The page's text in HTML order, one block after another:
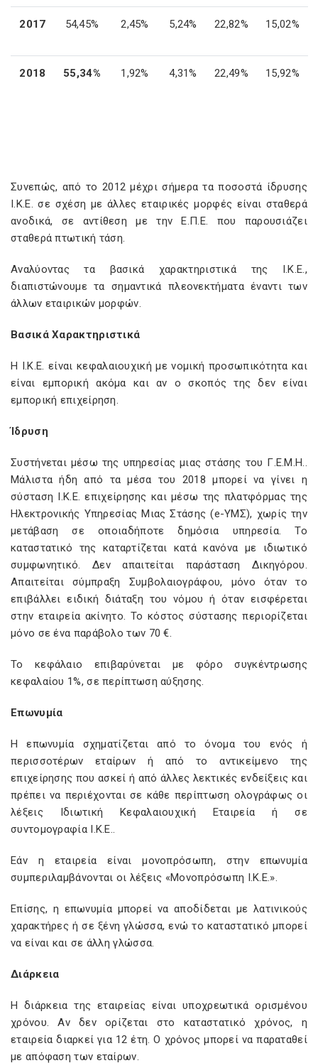
2017 54,45% 2,45% 5,24% 22,82% 15,02%
2018 55,34% 1,92% 4,31% 22,49% 15,92%
Συνεπώς, από το 2012 μέχρι σήμερα τα ποσοστά ίδρυσης
Ι.Κ.Ε. σε σχέση με άλλες εταιρικές μορφές είναι σταθερά
ανοδικά, σε αντίθεση με την Ε.Π.Ε. που παρουσιάζει
σταθερά πτωτική τάση.
Αναλύοντας τα βασικά χαρακτηριστικά της Ι.Κ.Ε.,
διαπιστώνουμε τα σημαντικά πλεονεκτήματα έναντι των
άλλων εταιρικών μορφών.
Βασικά Χαρακτηριστικά
Η Ι.Κ.Ε. είναι κεφαλαιουχική με νομική προσωπικότητα και
είναι εμπορική ακόμα και αν ο σκοπός της δεν είναι
εμπορική επιχείρηση.
Ίδρυση
Συστήνεται μέσω της υπηρεσίας μιας στάσης του Γ.Ε.Μ.Η..
Μάλιστα ήδη από τα μέσα του 2018 μπορεί να γίνει η
σύσταση Ι.Κ.Ε. επιχείρησης και μέσω της πλατφόρμας της
Ηλεκτρονικής Υπηρεσίας Μιας Στάσης (e-ΥΜΣ), χωρίς την
μετάβαση σε οποιαδήποτε δημόσια υπηρεσία. Το
καταστατικό της καταρτίζεται κατά κανόνα με ιδιωτικό
συμφωνητικό. Δεν απαιτείται παράσταση Δικηγόρου.
Απαιτείται σύμπραξη Συμβολαιογράφου, μόνο όταν το
επιβάλλει ειδική διάταξη του νόμου ή όταν εισφέρεται
στην εταιρεία ακίνητο. Το κόστος σύστασης περιορίζεται
μόνο σε ένα παράβολο των 70 €.
Το κεφάλαιο επιβαρύνεται με φόρο συγκέντρωσης
κεφαλαίου 1%, σε περίπτωση αύξησης.
Επωνυμία
Η επωνυμία σχηματίζεται από το όνομα του ενός ή
περισσοτέρων εταίρων ή από το αντικείμενο της
επιχείρησης που ασκεί ή από άλλες λεκτικές ενδείξεις και
πρέπει να περιέχονται σε κάθε περίπτωση ολογράφως οι
λέξεις Ιδιωτική Κεφαλαιουχική Εταιρεία ή σε
συντομογραφία Ι.Κ.Ε..
Εάν η εταιρεία είναι μονοπρόσωπη, στην επωνυμία
συμπεριλαμβάνονται οι λέξεις «Μονοπρόσωπη Ι.Κ.Ε.».
Επίσης, η επωνυμία μπορεί να αποδίδεται με λατινικούς
χαρακτήρες ή σε ξένη γλώσσα, ενώ το καταστατικό μπορεί
να είναι και σε άλλη γλώσσα.
Διάρκεια
Η διάρκεια της εταιρείας είναι υποχρεωτικά ορισμένου
χρόνου. Αν δεν ορίζεται στο καταστατικό χρόνος, η
εταιρεία διαρκεί για 12 έτη. Ο χρόνος μπορεί να παραταθεί
με απόφαση των εταίρων.